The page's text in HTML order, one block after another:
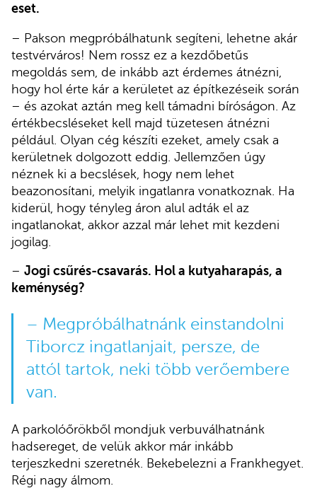
eset.
– Pakson megpróbálhatunk segíteni, lehetne akár
testvérváros! Nem rossz ez a kezdőbetűs
megoldás sem, de inkább azt érdemes átnézni,
hogy hol érte kár a kerületet az építkezéseik során
– és azokat aztán meg kell támadni bíróságon. Az
értékbecsléseket kell majd tüzetesen átnézni
például. Olyan cég készíti ezeket, amely csak a
kerületnek dolgozott eddig. Jellemzően úgy
néznek ki a becslések, hogy nem lehet
beazonosítani, melyik ingatlanra vonatkoznak. Ha
kiderül, hogy tényleg áron alul adták el az
ingatlanokat, akkor azzal már lehet mit kezdeni
jogilag.
– Jogi csűrés-csavarás. Hol a kutyaharapás, a
keménység?
– Megpróbálhatnánk einstandolni
Tiborcz ingatlanjait, persze, de
attól tartok, neki több verőembere
van.
A parkolóőrökből mondjuk verbuválhatnánk
hadsereget, de velük akkor már inkább
terjeszkedni szeretnék. Bekebelezni a Frankhegyet.
Régi nagy álmom.